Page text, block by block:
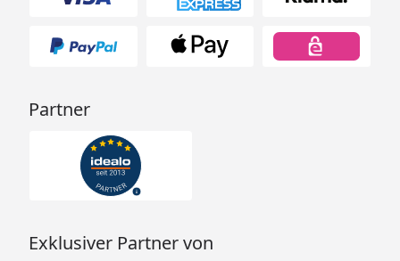
Partner
Exklusiver Partner von